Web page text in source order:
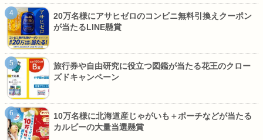
20万名様にアサヒゼロのコンビニ無料引換えクーポン
が当たるLINE懸賞
旅行券や自由研究に役立つ図鑑が当たる花王のクロー
ズドキャンペーン
10万名様に北海道産じゃがいも＋ポーチなどが当たる
カルビーの大量当選懸賞